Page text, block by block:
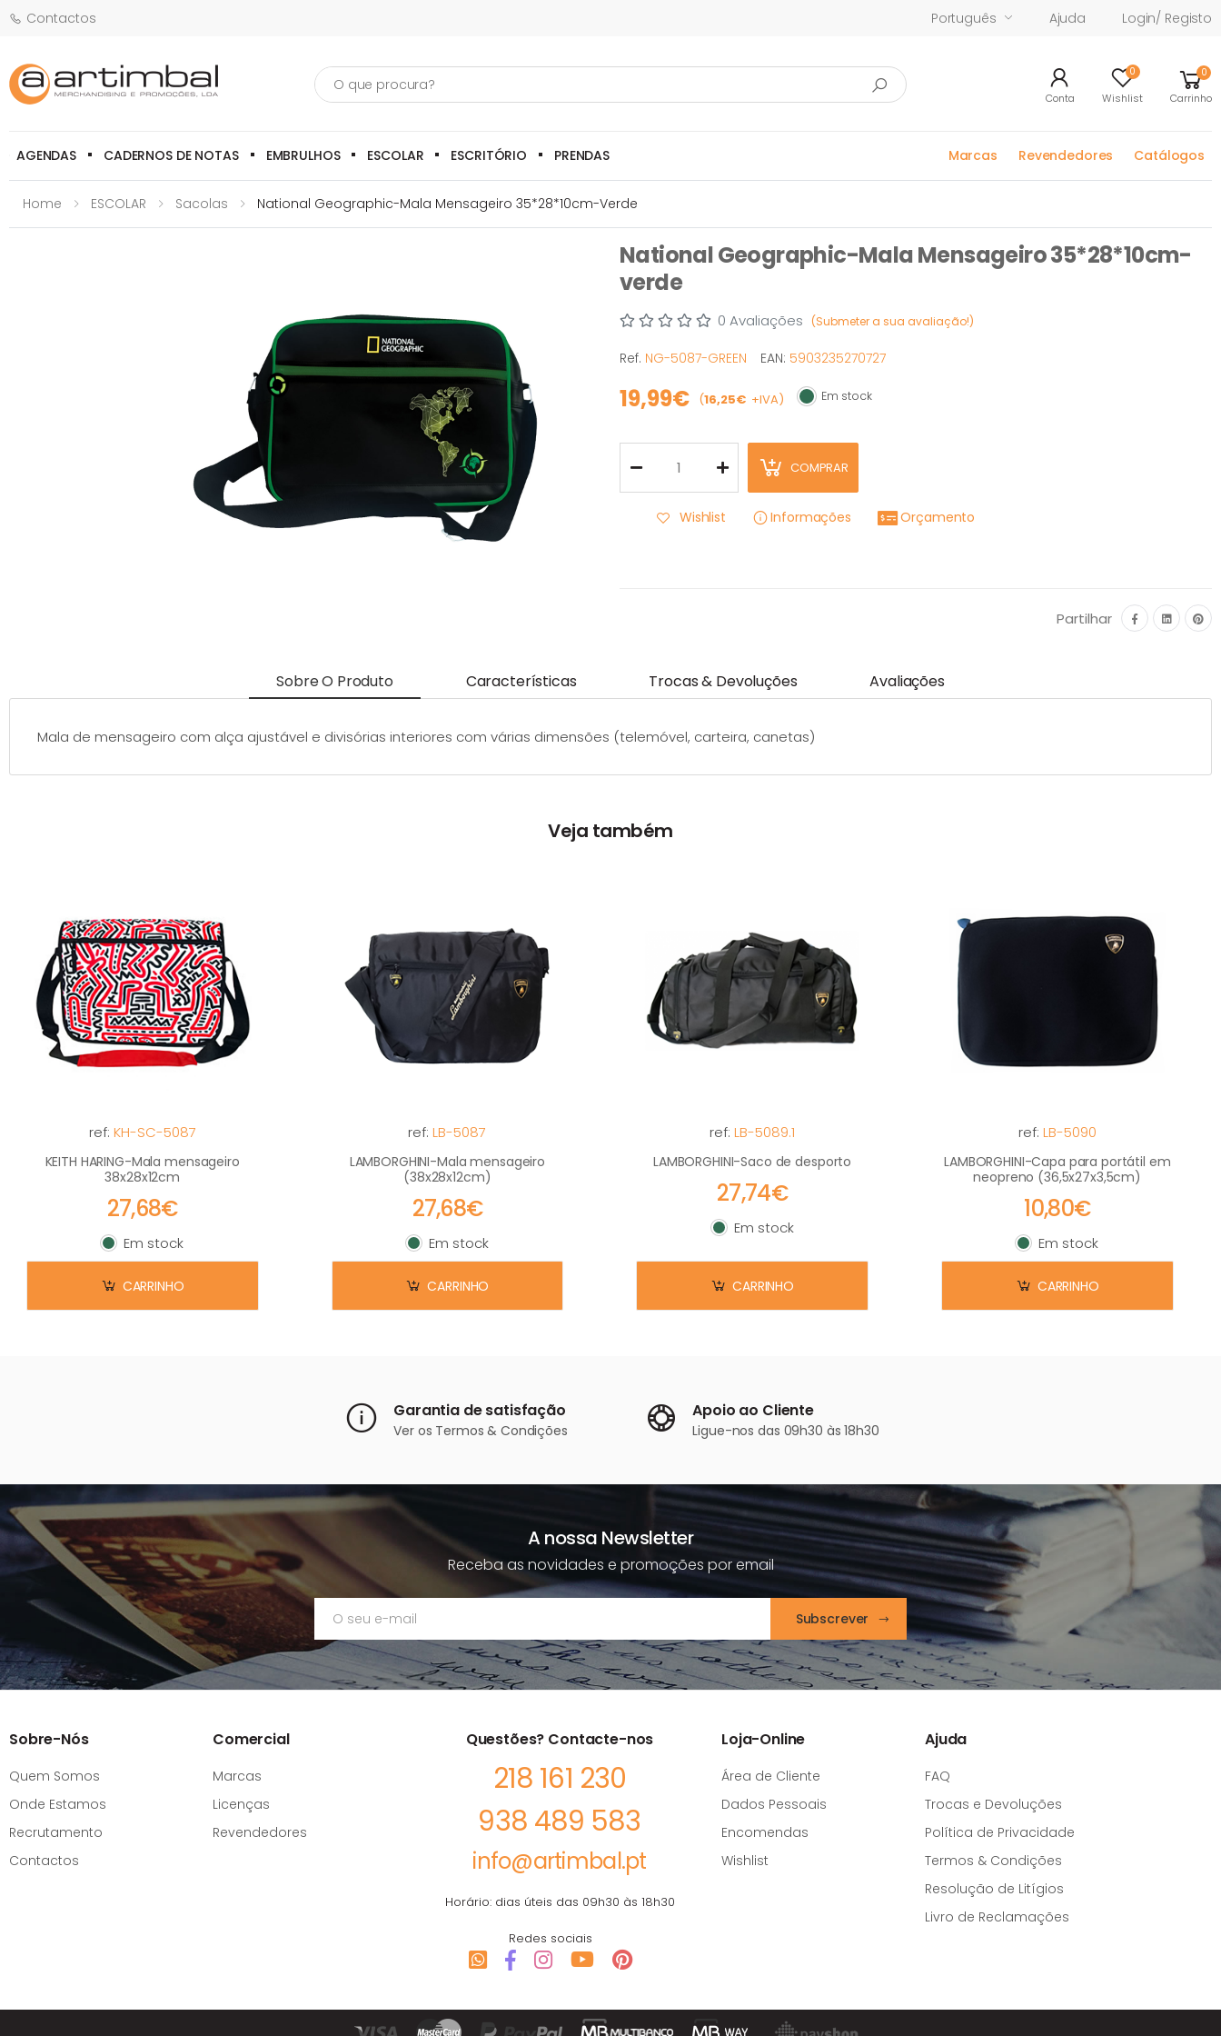
Contactos Português Ajuda Login/ Registo
Pesquisa
Conta
0
Wishlist
0
Carrinho
AGENDAS CADERNOS DE NOTAS EMBRULHOS ESCOLAR ESCRITÓRIO PRENDAS Marcas Revendedores Catálogos
Home ESCOLAR Sacolas National Geographic-Mala Mensageiro 35*28*10cm-Verde
National Geographic-Mala Mensageiro 35*28*10cm-
verde
0 Avaliações (Submeter a sua avaliação!)
Ref. NG-5087-GREEN EAN: 5903235270727
19,99€ (16,25€ +IVA) Em stock
Em stock
COMPRAR
Wishlist Informações Orçamento
Partilhar
Sobre O Produto Características Trocas & Devoluções Avaliações
Mala de mensageiro com alça ajustável e divisórias interiores com várias dimensões (telemóvel, carteira, canetas)
Veja também
ref: KH-SC-5087
KEITH HARING-Mala mensageiro
38x28x12cm
27,68€
Em stock
Em stock
CARRINHO
ref:LB-5087
LAMBORGHINI-Mala mensageiro
(38x28x12cm)
27,68€
Em stock
Em stock
CARRINHO
ref:LB-5089.1
LAMBORGHINI-Saco de desporto
27,74€
Em stock
Em stock
CARRINHO
ref: LB-5090
LAMBORGHINI-Capa para portátil em
neopreno (36,5x27x3,5cm)
10,80€
Em stock
Em stock
CARRINHO
Garantia de satisfação
Ver os Termos & Condições
Apoio ao Cliente
Ligue-nos das 09h30 às 18h30
A nossa Newsletter
Receba as novidades e promoções por email
Subscrever
Sobre-Nós
Quem Somos
Onde Estamos
Recrutamento
Contactos
Comercial
Marcas
Licenças
Revendedores
Questões? Contacte-nos
218 161 230
938 489 583
info@artimbal.pt
Horário: dias úteis das 09h30 às 18h30
Redes sociais
Loja-Online
Área de Cliente
Dados Pessoais
Encomendas
Wishlist
Ajuda
FAQ
Trocas e Devoluções
Política de Privacidade
Termos & Condições
Resolução de Litígios
Livro de Reclamações